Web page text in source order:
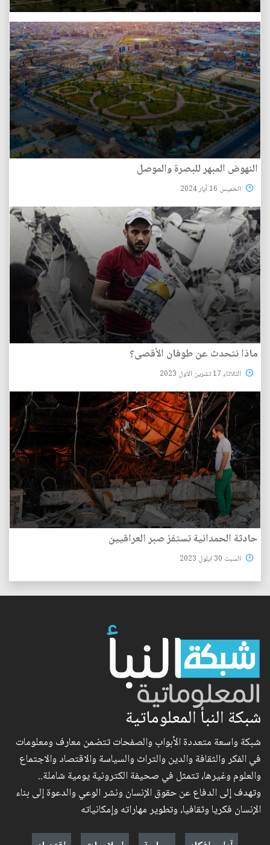
النهوض المبهر للبصرة والموصل
الخميس 16 آيار 2024
ماذا نتحدث عن طوفان الأقصى؟
الثلاثاء 17 تشرين الاول 2023
حادثة الحمدانية تستفز صبر العراقيين
السبت 30 ايلول 2023
شبكة النبأ المعلوماتية
شبكة واسعة متعددة الأبواب والصفحات تتضمن معارف ومعلومات
في الفكر والثقافة والدين والتراث والسياسة والاقتصاد والاجتماع
والعلوم وغيرها، تتمثل في صحيفة الكترونية يومية شاملة..
وتهدف إلى الدفاع عن حقوق الإنسان ونشر الوعي والدعوة إلى بناء
الإنسان فكريا وثقافيا، وتطوير مهاراته وإمكانياته